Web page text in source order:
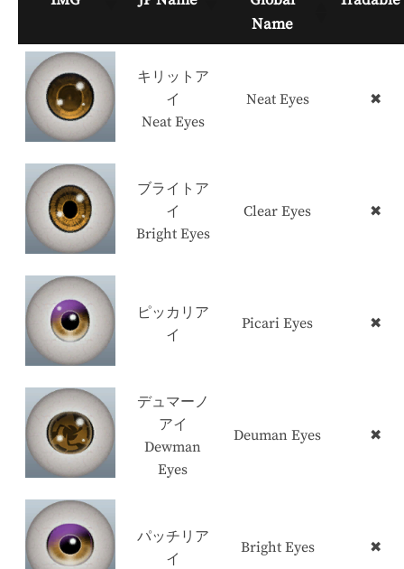
Name
キリットア
イ
Neat Eyes
Neat Eyes ✖
ブライトア
イ
Bright Eyes
Clear Eyes ✖
ピッカリア
イ
Picari Eyes ✖
デュマーノ
アイ
Dewman
Eyes
Deuman Eyes ✖
パッチリア
イ
Bright Eyes ✖